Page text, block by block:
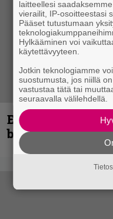
Espoon
black metalin
laitteellesi
vierailit, IP-osoitteestasi
Pääset tutustumaan
Hylkääminen voi
käytettävyyteen.
Jotkin teknologiamme
suostumusta, jos niillä
vastustaa tätä tai
seuraavalla välilehdellä.